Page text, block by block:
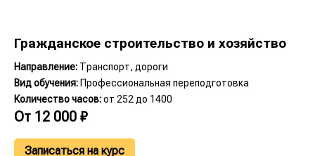
Гражданское строительство и хозяйство
Направление: Транспорт, дороги
Вид обучения:Профессиональная переподготовка
Количество часов:от 252 до 1400
От 12 000 ₽
Записаться на курс